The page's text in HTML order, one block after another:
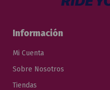
Información
Mi Cuenta
Sobre Nosotros
Tiendas